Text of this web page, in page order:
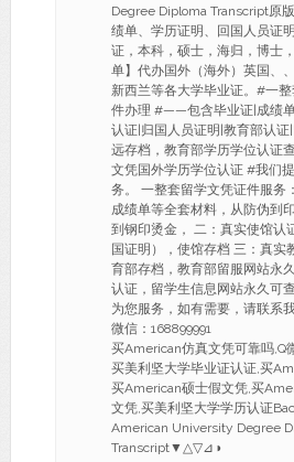
Degree Diploma Transcript原
绩单、学历证明、回国人员证
证，本科，硕士，海归，博士
单】代办国外（海外）英国、
新西兰等各大学毕业证。#一
件办理 #——包含毕业证|成绩
认证|归国人员证明|教育部认证
远存档，教育部学历学位认证
文凭国外学历学位认证 #我们
务。 一整套留学文凭证件服务
成绩单等全套材料，从防伪到
到钢印烫金， 二：真实使馆认
国证明），使馆存档 三：真实
育部存档，教育部留服网站永
认证，留学生信息网站永久可
为您服务，如有需要，请联系
微信：168899991
买American仿真文凭可靠吗,Q
买美利坚大学毕业证认证,买
买American硕士假文凭,买
文凭,买美利坚大学学历认证
American University Degree
Transcript▼△▽⊿◑